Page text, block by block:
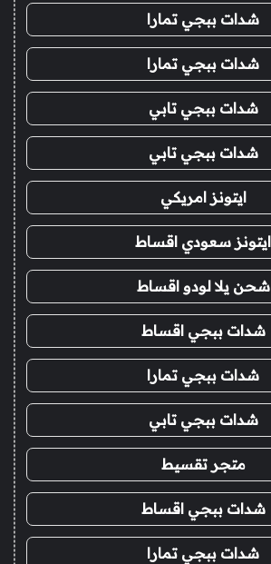
شدات ببجي تمارا
شدات ببجي تمارا
شدات ببجي تابي
شدات ببجي تابي
ايتونز امريكي
ايتونز سعودي اقساط
شحن يلا لودو اقساط
شدات ببجي اقساط
شدات ببجي تمارا
شدات ببجي تابي
متجر تقسيط
شدات ببجي اقساط
شدات ببجي تمارا